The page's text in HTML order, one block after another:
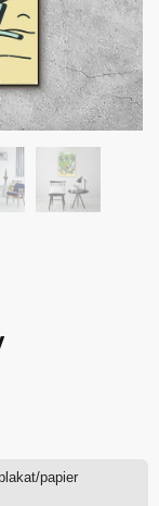
papier